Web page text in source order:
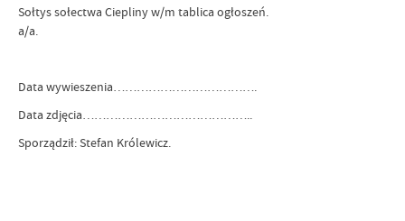
Sołtys sołectwa Ciepliny w/m tablica ogłoszeń.
a/a.
Data wywieszenia……………………………….
Data zdjęcia……………………………………..
Sporządził: Stefan Królewicz.